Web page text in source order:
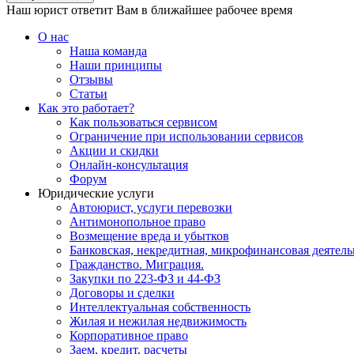
Наш юрист ответит Вам в ближайшее рабочее время
О нас
Наша команда
Наши принципы
Отзывы
Статьи
Как это работает?
Как пользоваться сервисом
Ограничение при использовании сервисов
Акции и скидки
Онлайн-консультация
Форум
Юридические услуги
Автоюрист, услуги перевозки
Антимонопольное право
Возмещение вреда и убытков
Банковская, некредитная, микрофинансовая
Гражданство. Миграция.
Закупки по 223-ФЗ и 44-ФЗ
Договоры и сделки
Интеллектуальная собственность
Жилая и нежилая недвижимость
Корпоративное право
Заем, кредит, расчеты